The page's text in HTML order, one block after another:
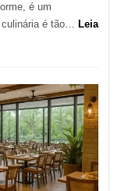
Vila
da
é um
culinária é tão… Leia